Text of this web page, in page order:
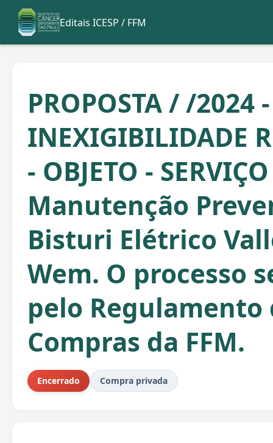
Editais ICESP / FFM
PROPOSTA / /2024 -
INEXIGIBILIDADE
- OBJETO -
Manutenção
Bisturi Elétrico
Wem. O processo
pelo Regulamento
Compras da FFM.
Encerrado Compra privada